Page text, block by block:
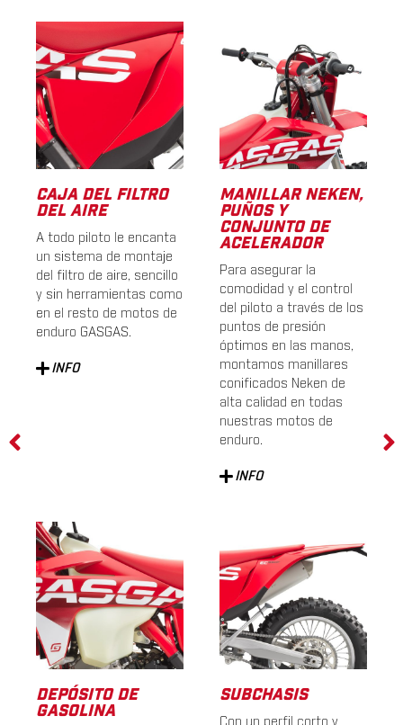
CAJA DEL FILTRO
DEL AIRE
A todo piloto le encanta
un sistema de montaje
del filtro de aire, sencillo
y sin herramientas como
en el resto de motos de
enduro GASGAS.
INFO
MANILLAR NEKEN,
PUÑOS Y
CONJUNTO DE
ACELERADOR
Para asegurar la
comodidad y el control
del piloto a través de los
puntos de presión
óptimos en las manos,
montamos manillares
conificados Neken de
alta calidad en todas
nuestras motos de
enduro.
INFO
DEPÓSITO DE
GASOLINA
SUBCHASIS
Con un perfil corto y